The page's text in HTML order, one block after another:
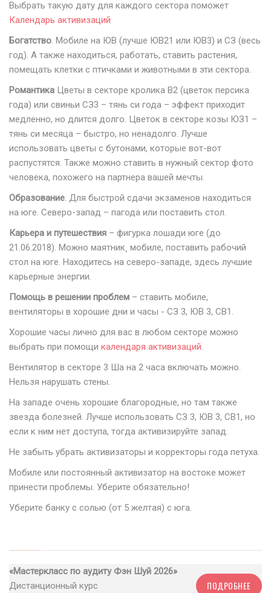
Выбрать такую дату для каждого сектора поможет
Календарь активизаций
Богатство. Мобиле на ЮВ (лучше ЮВ21 или ЮВ3) и СЗ (весь
год). А также находиться, работать, ставить растения,
помещать клетки с птичками и животными в эти сектора.
Романтика Цветы в секторе кролика В2 (цветок персика
года) или свиньи СЗ3 – тянь си года – эффект приходит
медленно, но длится долго. Цветок в секторе козы ЮЗ1 –
тянь си месяца – быстро, но ненадолго. Лучше
использовать цветы с бутонами, которые вот-вот
распустятся. Также можно ставить в нужный сектор фото
человека, похожего на партнера вашей мечты.
Образование. Для быстрой сдачи экзаменов находиться
на юге. Северо-запад – пагода или поставить стол.
Карьера и путешествия – фигурка лошади юге (до
21.06.2018). Можно маятник¸ мобиле, поставить рабочий
стол на юге. Находитесь на северо-западе, здесь лучшие
карьерные энергии.
Помощь в решении проблем – ставить мобиле,
вентиляторы в хорошие дни и часы - СЗ 3, ЮВ 3, СВ1.
Хорошие часы лично для вас в любом секторе можно
выбрать при помощи календаря активизаций.
Вентилятор в секторе 3 Ша на 2 часа включать можно.
Нельзя нарушать стены.
На западе очень хорошие благородные, но там также
звезда болезней. Лучше использовать СЗ 3, ЮВ 3, СВ1, но
если к ним нет доступа, тогда активизируйте запад.
Не забыть убрать активизаторы и корректоры года петуха.
Мобиле или постоянный активизатор на востоке может
принести проблемы. Уберите обязательно!
Уберите банку с солью (от 5 желтая) с юга.
«Мастеркласс по аудиту Фэн Шуй 2026»
Дистанционный курс
ПОДРОБНЕЕ